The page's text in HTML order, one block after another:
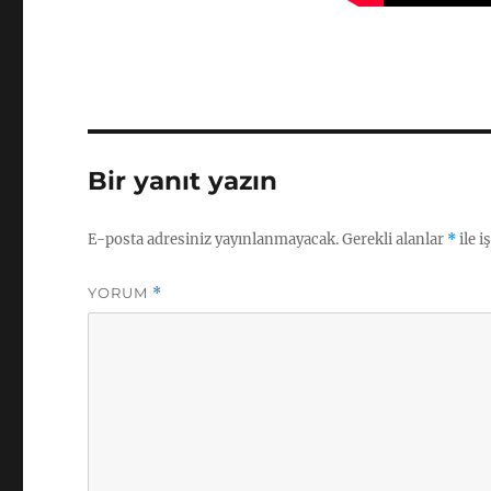
Bir yanıt yazın
E-posta adresiniz yayınlanmayacak.Gerekli alanlar *ile
YORUM *